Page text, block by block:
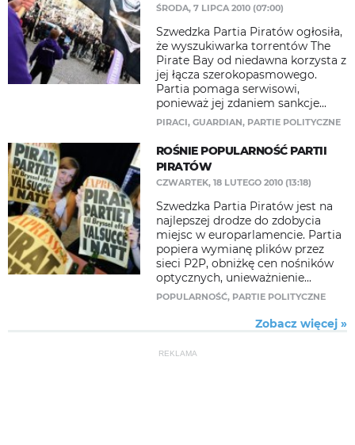
ŚRODA, 7 LIPCA 2010 (07:00)
Szwedzka Partia Piratów ogłosiła,
że wyszukiwarka torrentów The
Pirate Bay od niedawna korzysta z
jej łącza szerokopasmowego.
Partia pomaga serwisowi,
ponieważ jej zdaniem sankcje...
PIRACI, GUARDIAN, PARTIE POLITYCZNE
ROŚNIE POPULARNOŚĆ PARTII
PIRATÓW
CZWARTEK, 18 LUTEGO 2010 (13:18)
Szwedzka Partia Piratów jest na
najlepszej drodze do zdobycia
miejsc w europarlamencie. Partia
popiera wymianę plików przez
sieci P2P, obniżkę cen nośników
optycznych, unieważnienie...
POPULARNOŚĆ, PARTIE POLITYCZNE
Zobacz więcej »
REKLAMA